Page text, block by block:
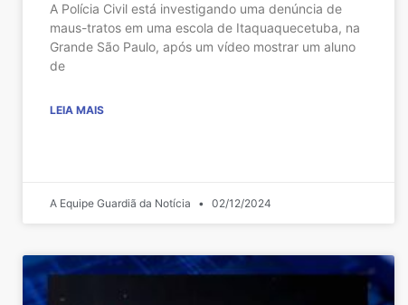
A Polícia Civil está investigando uma denúncia de
maus-tratos em uma escola de Itaquaquecetuba, na
Grande São Paulo, após um vídeo mostrar um aluno
de
LEIA MAIS
A Equipe Guardiã da Notícia 02/12/2024